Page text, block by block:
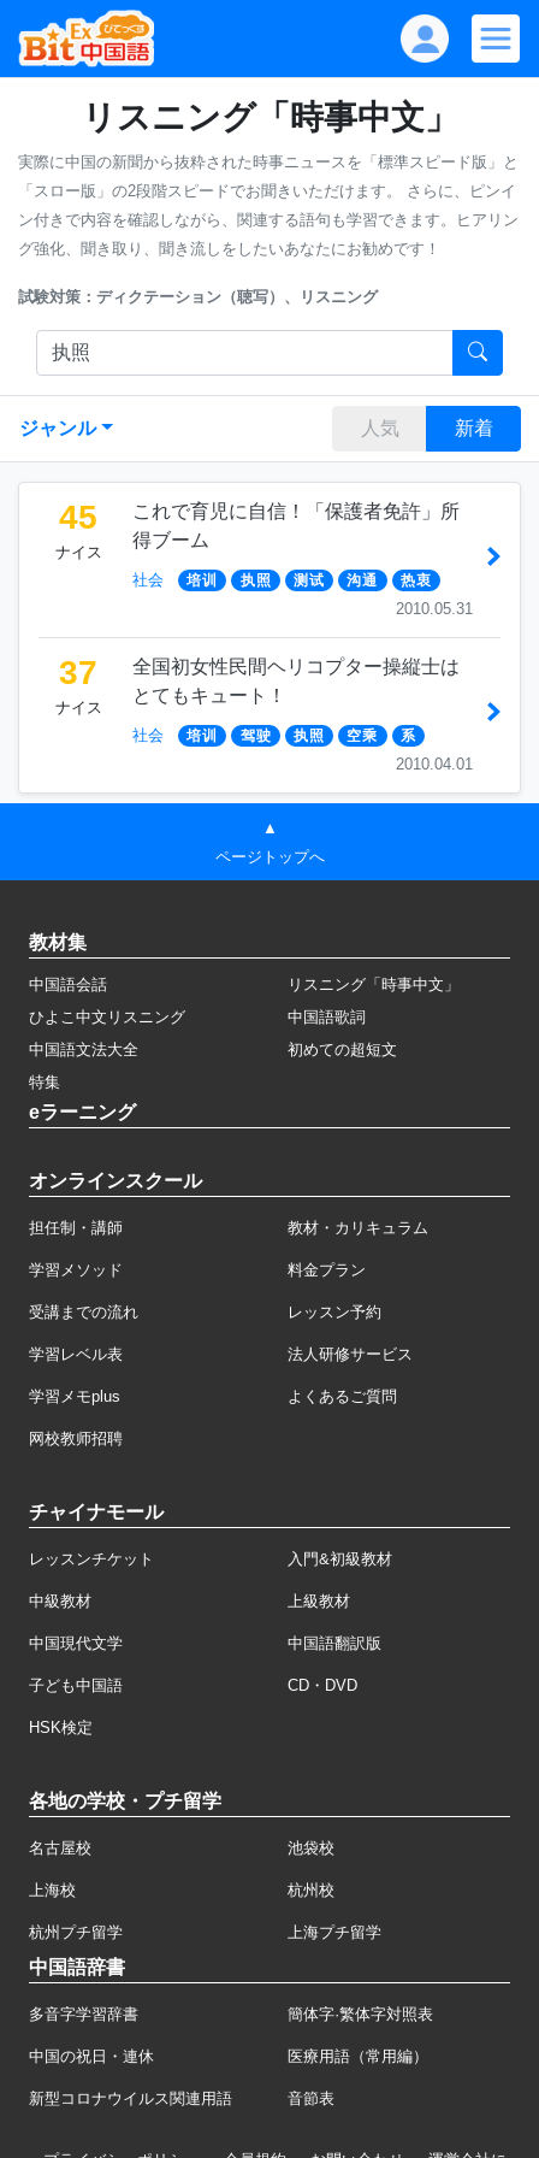
リスニング「時事中文」
実際に中国の新聞から抜粋された時事ニュースを「標準スピード版」と
「スロー版」の2段階スピードでお聞きいただけます。
さらに、ピンイ
ン付きで内容を確認しながら、関連する語句も学習できます。ヒアリン
グ強化、聞き取り、聞き流しをしたいあなたにお勧めです！
試験対策：ディクテーション（聴写）、リスニング
ジャンル 人気 新着
45
ナイス
これで育児に自信！「保護者免許」所
得ブーム
社会 培训 执照 测试 沟通 热衷
2010.05.31
37
ナイス
全国初女性民間ヘリコプター操縦士は
とてもキュート！
社会 培训 驾驶 执照 空乘 系
2010.04.01
▲
ページトップへ
教材集
中国語会話
リスニング「時事中文」
ひよこ中文リスニング
中国語歌詞
中国語文法大全
初めての超短文
特集
eラーニング
オンラインスクール
担任制・講師 教材・カリキュラム
学習メソッド 料金プラン
受講までの流れ レッスン予約
学習レベル表 法人研修サービス
学習メモplus よくあるご質問
网校教师招聘
チャイナモール
レッスンチケット 入門&初級教材
中級教材 上級教材
中国現代文学 中国語翻訳版
子ども中国語 CD・DVD
HSK検定
各地の学校・プチ留学
名古屋校 池袋校
上海校 杭州校
杭州プチ留学 上海プチ留学
中国語辞書
多音字学習辞書 簡体字·繁体字対照表
中国の祝日・連休 医療用語（常用編）
新型コロナウイルス関連用語 音節表